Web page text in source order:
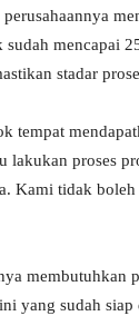
mencapai
stadar
tempat
lakukan proses
Kami tidak
membutuhkan
yang sudah